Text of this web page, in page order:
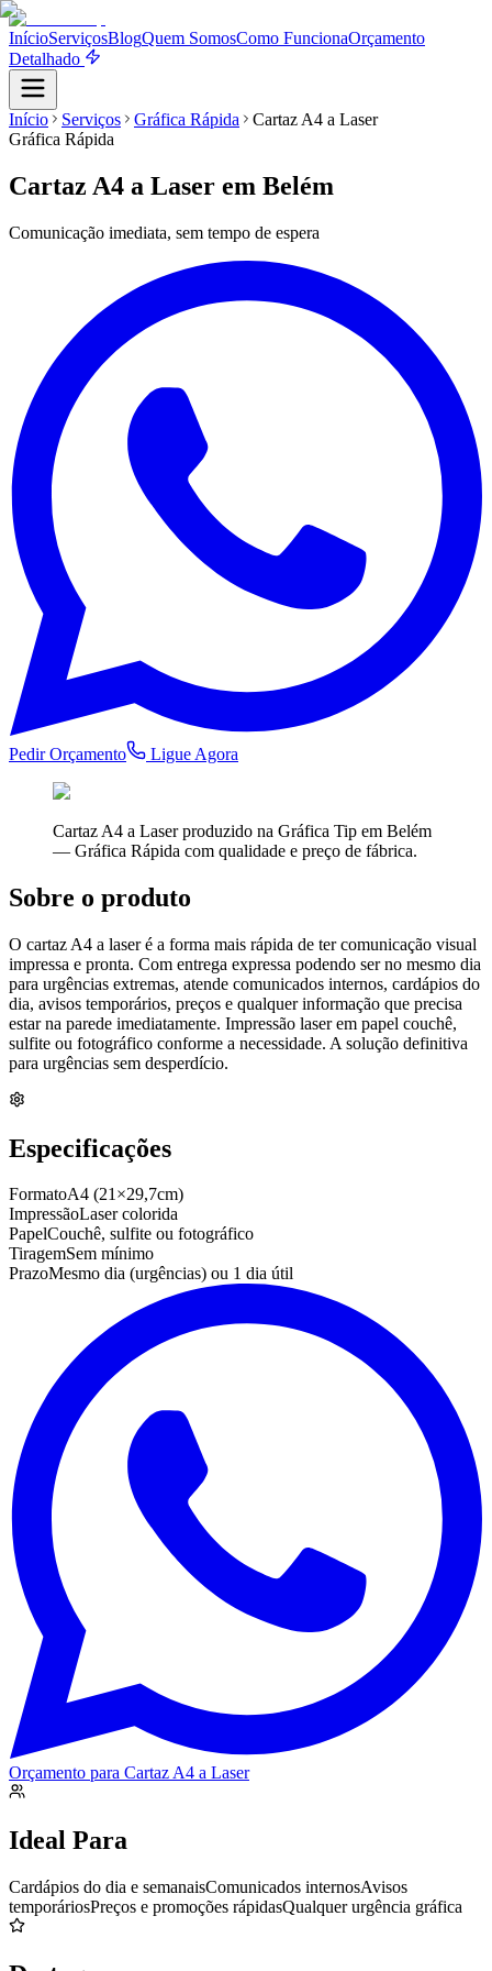
InícioServiçosBlogQuem SomosComo FuncionaOrçamento
Detalhado
Início Serviços Gráfica Rápida
Cartaz A4 a Laser
Gráfica Rápida
Cartaz A4 a Laser em Belém
Comunicação imediata, sem tempo de espera
Pedir Orçamento Ligue Agora
Cartaz A4 a Laserproduzido na Gráfica Tip em Belém
— Gráfica Rápida com qualidade e preço de fábrica.
Sobre o produto
O cartaz A4 a laser é a forma mais rápida de ter comunicação visual
impressa e pronta. Com entrega expressa podendo ser no mesmo dia
para urgências extremas, atende comunicados internos, cardápios do
dia, avisos temporários, preços e qualquer informação que precisa
estar na parede imediatamente. Impressão laser em papel couchê,
sulfite ou fotográfico conforme a necessidade. A solução definitiva
para urgências sem desperdício.
Especificações
FormatoA4 (21×29,7cm)
ImpressãoLaser colorida
PapelCouchê, sulfite ou fotográfico
TiragemSem mínimo
PrazoMesmo dia (urgências) ou 1 dia útil
Orçamento para Cartaz A4 a Laser
Ideal Para
Cardápios do dia e semanaisComunicados internosAvisos
temporáriosPreços e promoções rápidasQualquer urgência gráfica